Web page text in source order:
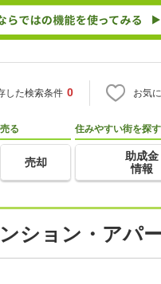
した検索条件 0 お気
売る
売却
住みやすい街を探す
助成金
情報
ション・アパ